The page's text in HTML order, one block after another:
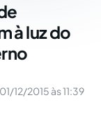
à luz do
01/12/2015 às 11:39